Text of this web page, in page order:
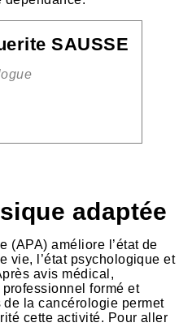
SAUSSE
adaptée
(APA) améliore l’état de
vie, l’état psychologique et
avis médical,
professionnel formé et
la cancérologie permet
cette activité. Pour aller